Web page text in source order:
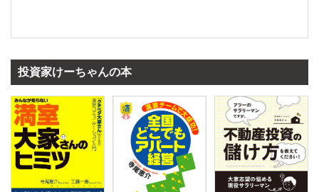
投資家けーちゃんの本